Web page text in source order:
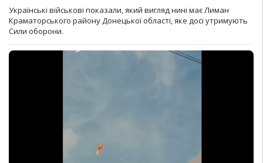
Українські військові показали, який вигляд нині має Лиман
Краматорського району Донецької області, яке досі утримують
Сили оборони.